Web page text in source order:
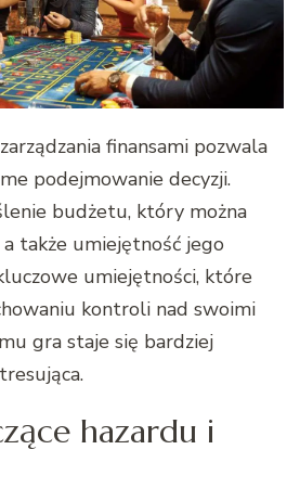
finansami pozwala
podejmowanie decyzji.
budżetu, który można
a także umiejętność jego
umiejętności, które
kontroli nad swoimi
gra staje się bardziej
hazardu i